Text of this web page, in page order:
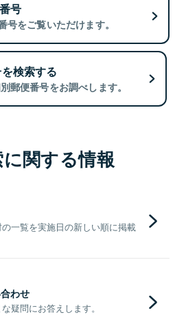
号
号をご覧いただけます。
検索する
郵便番号をお調べします。
関する情報
一覧を実施日の新しい順に掲載
わせ
疑問にお答えします。